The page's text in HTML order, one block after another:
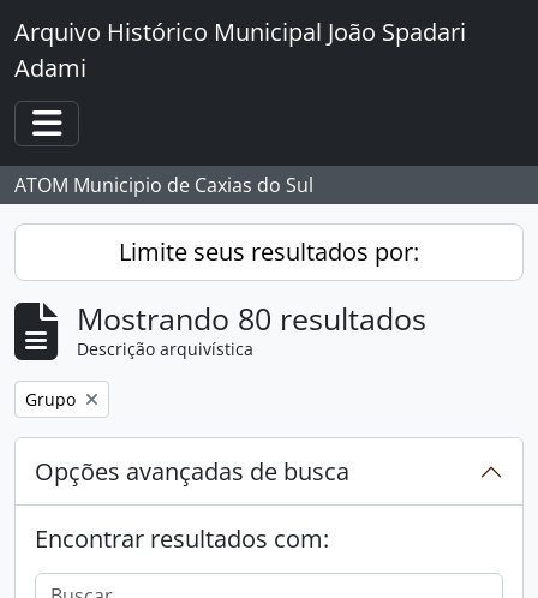
Skip to main content
Arquivo Histórico Municipal João Spadari
Adami
Toggle navigation
ATOM Municipio de Caxias do Sul
Limite seus resultados por:
Mostrando 80 resultados
Descrição arquivística
Remover filtro:
Grupo
Opções avançadas de busca
Encontrar resultados com: